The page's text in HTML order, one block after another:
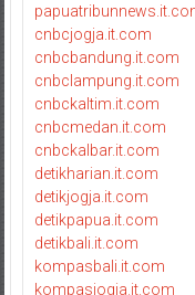
cnbcjogja.it.com
cnbcbandung.it.com
cnbclampung.it.com
cnbckaltim.it.com
cnbcmedan.it.com
cnbckalbar.it.com
detikharian.it.com
detikjogja.it.com
detikpapua.it.com
detikbali.it.com
kompasbali.it.com
kompasjogja.it.com